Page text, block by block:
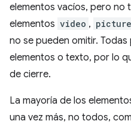
elementos vacíos, pero no
elementos video , picture
no se pueden omitir.
elementos o texto, por lo
de cierre.
La mayoría de los
una vez más, no todos,